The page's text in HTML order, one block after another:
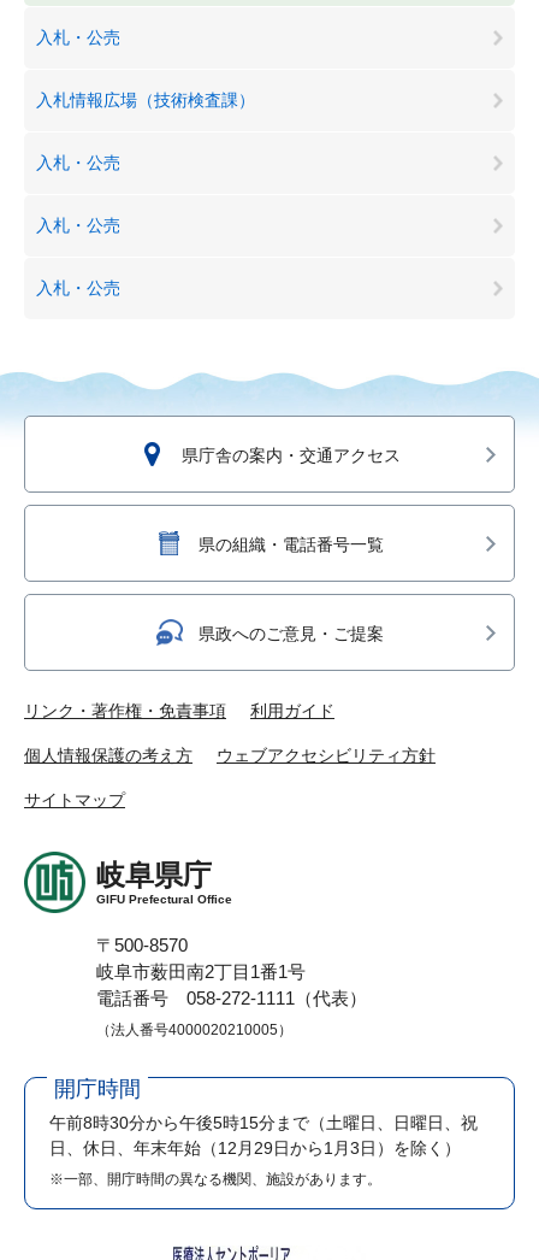
入札・公売
入札情報広場（技術検査課）
入札・公売
入札・公売
入札・公売
県庁舎の案内・交通アクセス
県の組織・電話番号一覧
県政へのご意見・ご提案
リンク・著作権・免責事項 利用ガイド
個人情報保護の考え方 ウェブアクセシビリティ方針
サイトマップ
岐阜県庁
GIFU Prefectural Office
〒500-8570
岐阜市薮田南2丁目1番1号
電話番号 058-272-1111（代表）
（法人番号4000020210005）
開庁時間
午前8時30分から午後5時15分まで （土曜日、日曜日、祝
日、休日、年末年始（12月29日から1月3日）を除く）
※一部、開庁時間の異なる機関、施設があります。